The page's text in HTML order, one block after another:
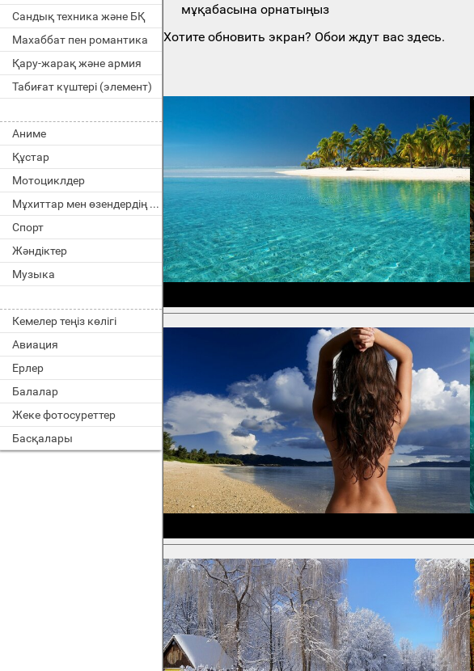
Сандық техника және БҚ
Махаббат пен романтика
Қару-жарақ және армия
Табиғат күштері (элемент)
Аниме
Құстар
Мотоциклдер
Мұхиттар мен өзендердің тұрғындары
Спорт
Жәндіктер
Музыка
Кемелер теңіз көлігі
Авиация
Ерлер
Балалар
Жеке фотосуреттер
Басқалары
мұқабасына орнатыңыз
Хотите обновить экран? Обои ждут вас здесь.